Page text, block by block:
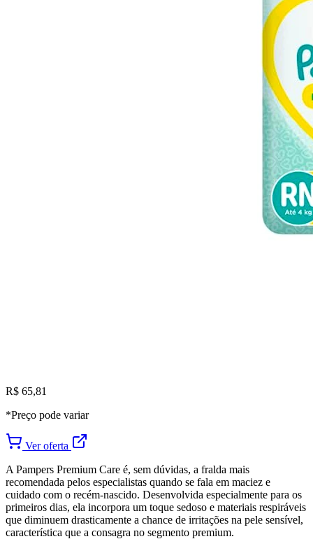
R$ 65,81
*Preço pode variar
Ver oferta
A Pampers Premium Care é, sem dúvidas, a fralda mais
recomendada pelos especialistas quando se fala em maciez e
cuidado com o recém-nascido. Desenvolvida especialmente para os
primeiros dias, ela incorpora um toque sedoso e materiais respiráveis
que diminuem drasticamente a chance de irritações na pele sensível,
característica que a consagra no segmento premium.